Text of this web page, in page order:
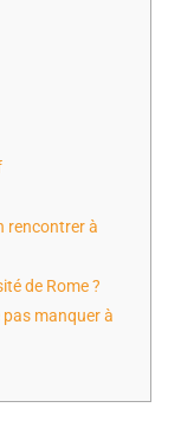
rencontrer à
de Rome ?
manquer à